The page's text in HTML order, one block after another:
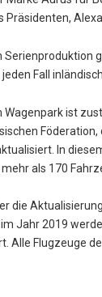
Fall
Wagenpark ist
In
als 170
die
Jahr 2019
Alle Flugzeuge